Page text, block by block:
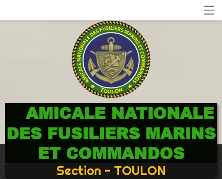
AMICALE NATIONALE
DES FUSILIERS MARINS
ET COMMANDOS
Section - TOULON